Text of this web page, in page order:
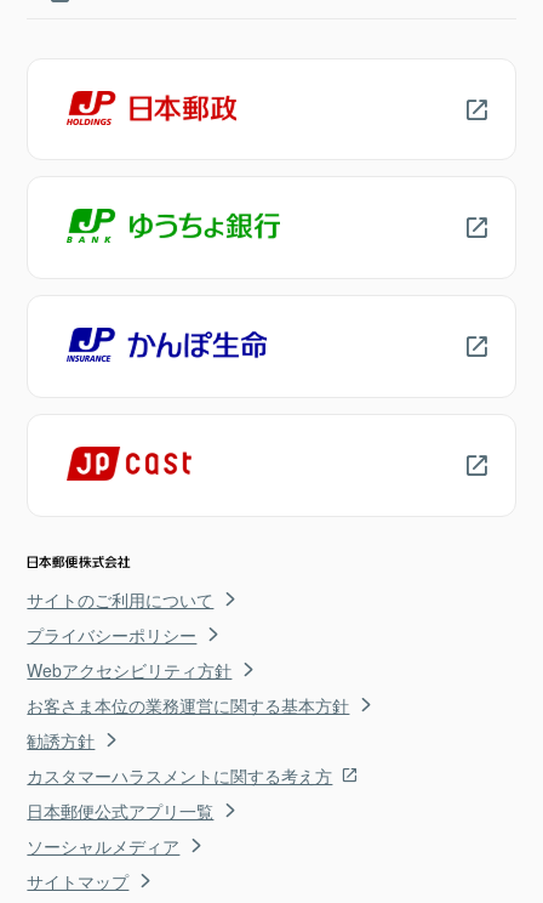
サイトのご利用について
プライバシーポリシー
Webアクセシビリティ方針
お客さま本位の業務運営に関する基本方針
勧誘方針
カスタマーハラスメントに関する考え方
日本郵便公式アプリ一覧
ソーシャルメディア
サイトマップ